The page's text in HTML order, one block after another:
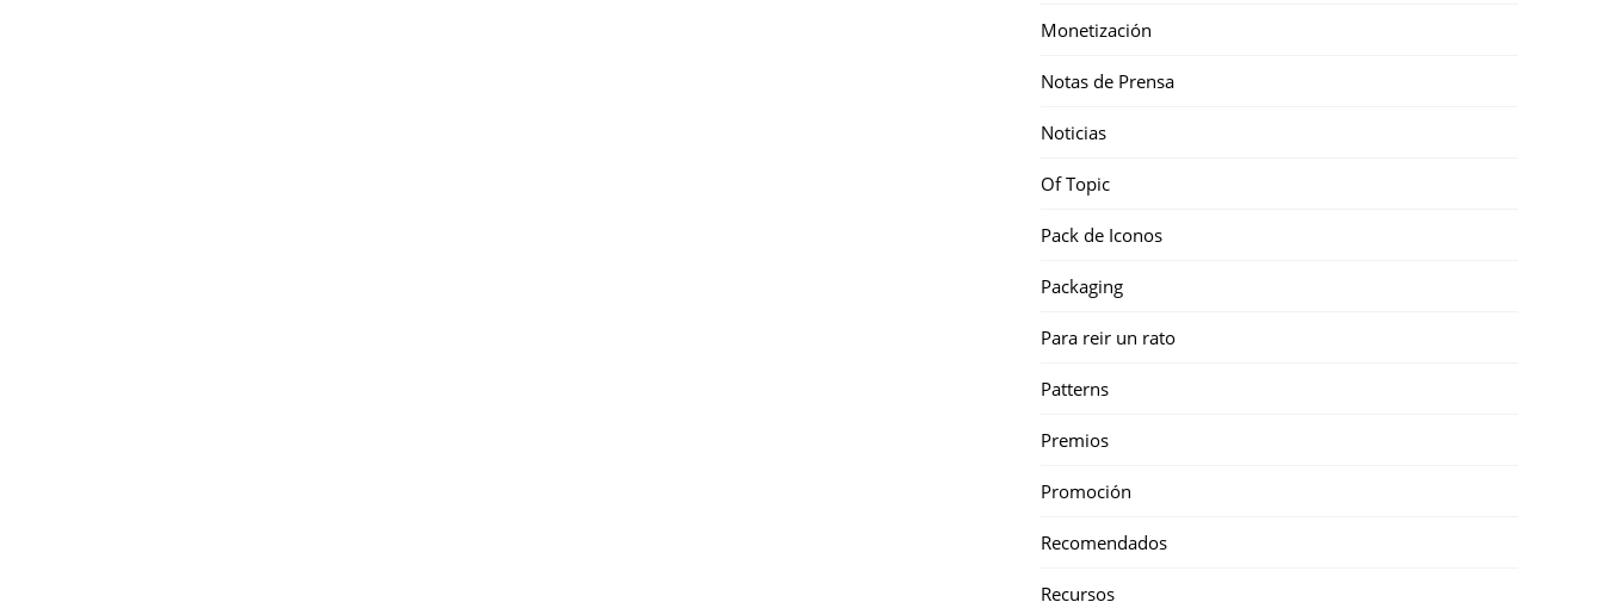
Monetización
Notas de Prensa
Noticias
Of Topic
Pack de Iconos
Packaging
Para reir un rato
Patterns
Premios
Promoción
Recomendados
Recursos